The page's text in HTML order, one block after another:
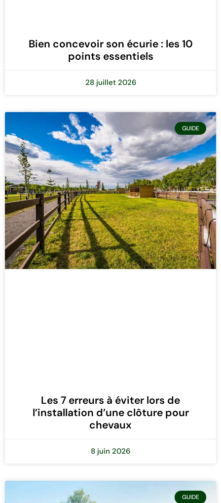
Bien concevoir son écurie : les 10
points essentiels
28 juillet 2026
GUIDE
Les 7 erreurs à éviter lors de
l’installation d’une clôture pour
chevaux
8 juin 2026
GUIDE